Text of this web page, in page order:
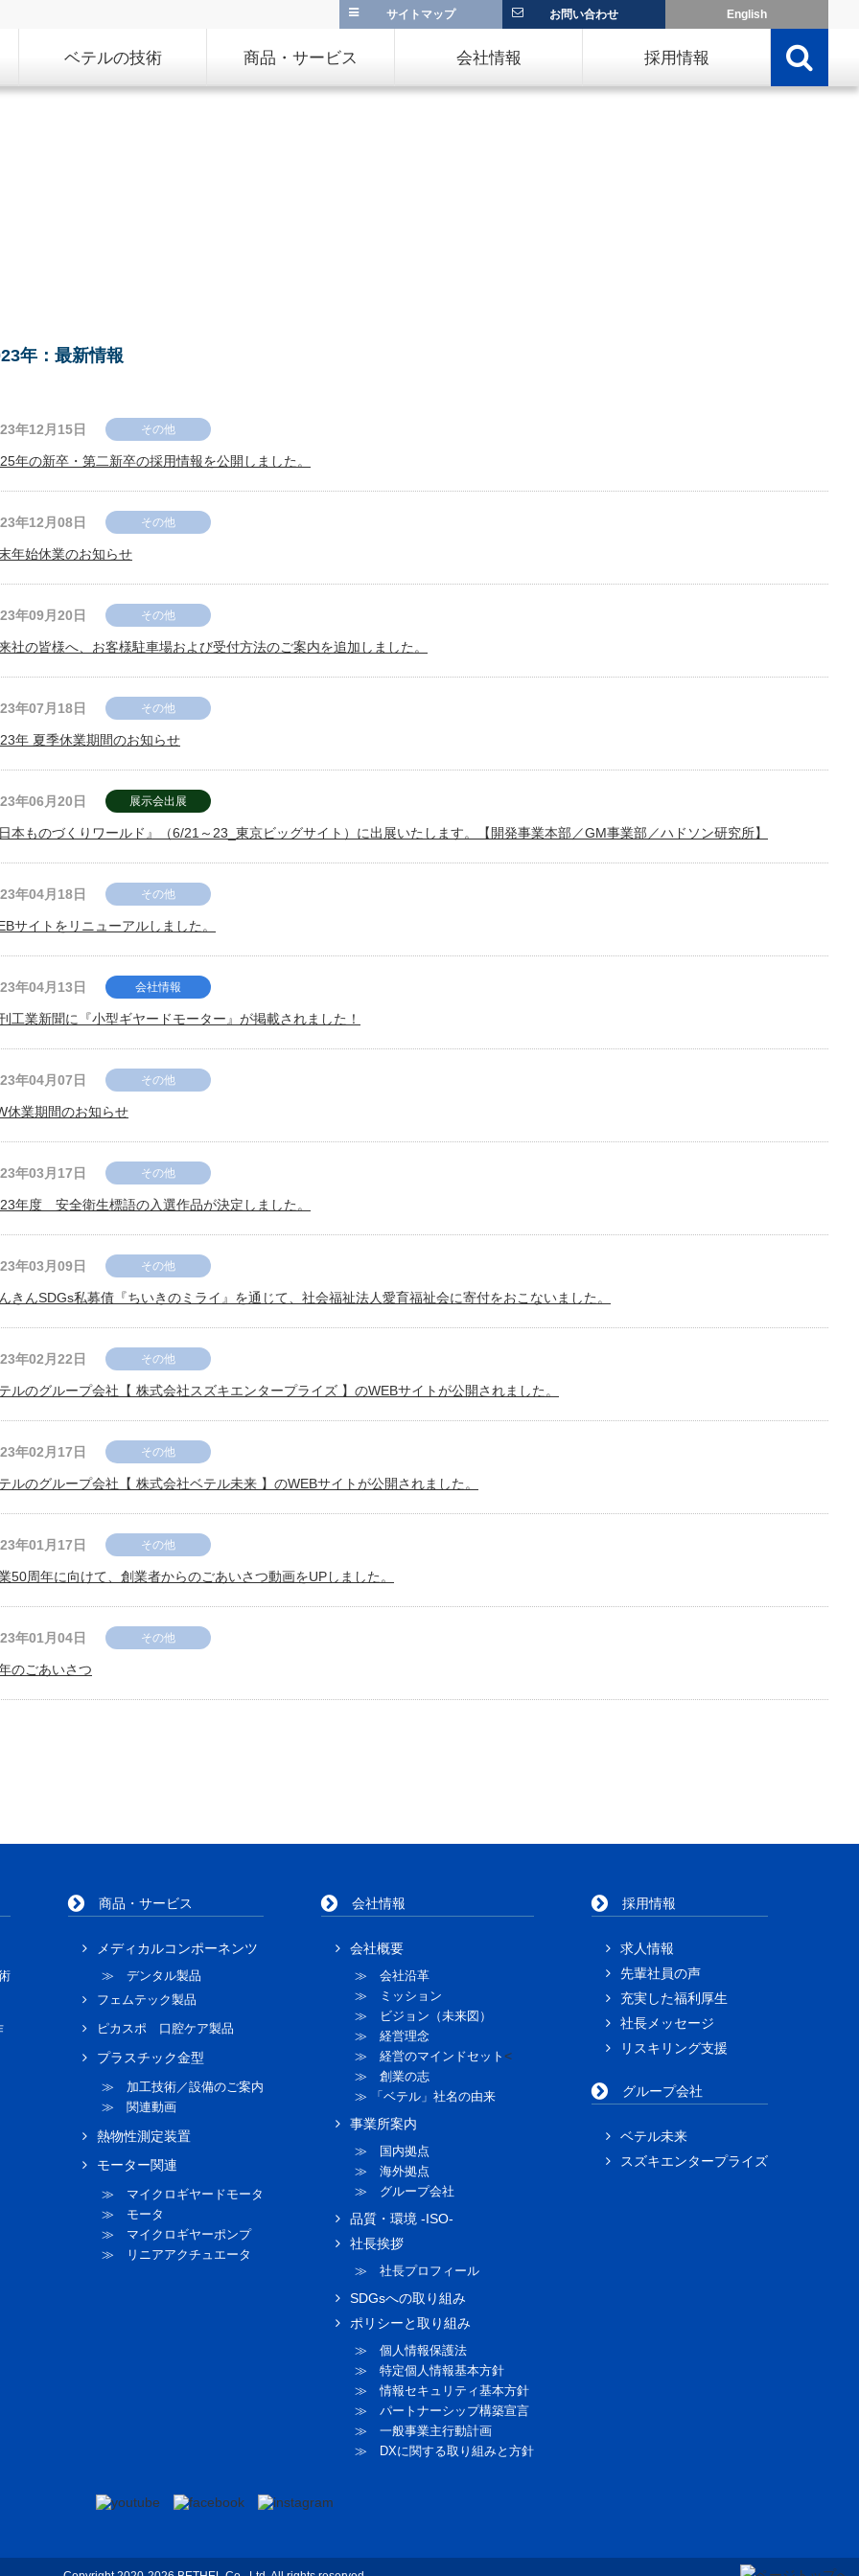
サイトマップ お問い合わせ English
ベテルの技術 商品・サービス 会社情報 採用情報
年：最新情報
年12月15日 その他
年の新卒・第二新卒の採用情報を公開しました。
年12月08日 その他
年始休業のお知らせ
年09月20日 その他
社の皆様へ、お客様駐車場および受付方法のご案内を追加しました。
年07月18日 その他
年 夏季休業期間のお知らせ
年06月20日 展示会出展
日本ものづくりワールド』（6/21～23_東京ビッグサイト）に出展いたします。【開発事業本部／GM事業部／ハドソン研究所】
年04月18日 その他
サイトをリニューアルしました。
年04月13日 会社情報
工業新聞に『小型ギヤードモーター』が掲載されました！
年04月07日 その他
休業期間のお知らせ
年03月17日 その他
年度 安全衛生標語の入選作品が決定しました。
年03月09日 その他
きんSDGs私募債『ちいきのミライ』を通じて、社会福祉法人愛育福祉会に寄付をおこないました。
年02月22日 その他
ルのグループ会社【 株式会社スズキエンタープライズ 】のWEBサイトが公開されました。
年02月17日 その他
ルのグループ会社【 株式会社ベテル未来 】のWEBサイトが公開されました。
年01月17日 その他
50周年に向けて、創業者からのごあいさつ動画をUPしました。
年01月04日 その他
のごあいさつ
商品・サービス
メディカルコンポーネンツ
≫ デンタル製品
フェムテック製品
ピカスポ 口腔ケア製品
プラスチック金型
≫ 加工技術／設備のご案内
≫ 関連動画
熱物性測定装置
モーター関連
≫ マイクロギヤードモータ
≫ モータ
≫ マイクロギヤーポンプ
≫ リニアアクチュエータ
会社情報
会社概要
≫ 会社沿革
≫ ミッション
≫ ビジョン（未来図）
≫ 経営理念
≫ 経営のマインドセット <
≫ 創業の志
≫ 「ベテル」社名の由来
事業所案内
≫ 国内拠点
≫ 海外拠点
≫ グループ会社
品質・環境 -ISO-
社長挨拶
≫ 社長プロフィール
SDGsへの取り組み
ポリシーと取り組み
≫ 個人情報保護法
≫ 特定個人情報基本方針
≫ 情報セキュリティ基本方針
≫ パートナーシップ構築宣言
≫ 一般事業主行動計画
≫ DXに関する取り組みと方針
採用情報
求人情報
先輩社員の声
充実した福利厚生
社長メッセージ
リスキリング支援
グループ会社
ベテル未来
スズキエンタープライズ